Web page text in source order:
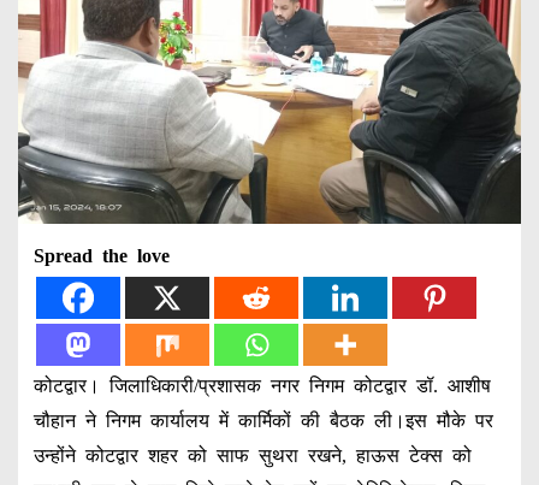
Spread the love
कोटद्वार। जिलाधिकारी/प्रशासक नगर निगम कोटद्वार डॉ. आशीष
चौहान ने निगम कार्यालय में कार्मिकों की बैठक ली।इस मौके पर
उन्होंने कोटद्वार शहर को साफ सुथरा रखने, हाऊस टेक्स को